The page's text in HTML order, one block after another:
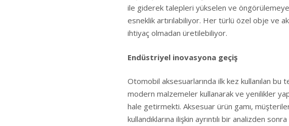
ile giderek talepleri yükselen ve
esneklik artırılabiliyor. Her türlü özel obje ve
ihtiyaç olmadan üretilebiliyor.
Endüstriyel inovasyona geçiş
Otomobil aksesuarlarında ilk kez kullanılan bu
modern malzemeler kullanarak ve yenilikler
hale getirmekti. Aksesuar ürün gamı,
kullandıklarına ilişkin ayrıntılı bir analizden